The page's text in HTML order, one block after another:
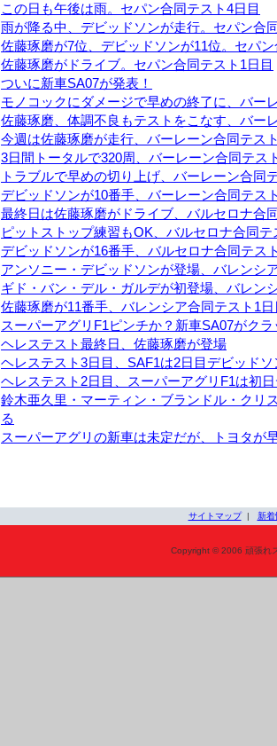
この日も午後は雨。セパン合同テスト4日目
雨が降る中、デビッドソンが走行。セパン合
佐藤琢磨が7位、デビッドソンが11位。セパ
佐藤琢磨がドライブ。セパン合同テスト1日目
ついに新車SA07が発表！
モノコックにダメージで早めの終了に、バー
佐藤琢磨、体調不良もテストをこなす、バー
今週は佐藤琢磨が走行、バーレーン合同テス
3日間トータルで320周、バーレーン合同テス
トラブルで早めの切り上げ、バーレーン合同
デビッドソンが10番手、バーレーン合同テス
最終日は佐藤琢磨がドライブ、バルセロナ合
ピットストップ練習もOK、バルセロナ合同テ
デビッドソンが16番手、バルセロナ合同テス
アンソニー・デビッドソンが登場、バレンシ
ギド・バン・デル・ガルデが初登場、バレン
佐藤琢磨が11番手、バレンシア合同テスト1日
スーパーアグリF1ピンチか？新車SA07がク
ヘレステスト最終日、佐藤琢磨が登場
ヘレステスト3日目、SAF1は2日目デビッド
ヘレステスト2日目、スーパーアグリF1は初
鈴木亜久里・マーティン・ブランドル・クリ
る
スーパーアグリの新車は未定だが、トヨタが
サイトマップ| 新着
Copyright © 2006 頑張れ